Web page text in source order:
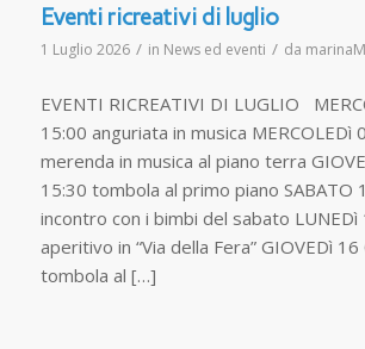
Eventi ricreativi di luglio
1 Luglio 2026 / in News ed eventi / da
EVENTI RICREATIVI DI LUGLIO
15:00 anguriata in musica MERCOLEDì
merenda in musica al piano terra
15:30 tombola al primo piano SABATO
incontro con i bimbi del sabato
aperitivo in “Via della Fera” GIOVEDì
tombola al […]